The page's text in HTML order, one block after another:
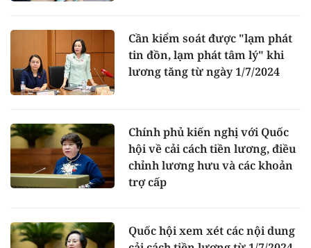
Cần kiểm soát được "lạm phát
tin đồn, lạm phát tâm lý" khi
lương tăng từ ngày 1/7/2024
Chính phủ kiến nghị với Quốc
hội về cải cách tiền lương, điều
chỉnh lương hưu và các khoản
trợ cấp
Quốc hội xem xét các nội dung